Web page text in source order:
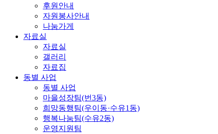
후원안내
자원봉사안내
나눔가게
자료실
자료실
갤러리
자료집
동별 사업
동별 사업
마을성장팀(번3동)
희망동행팀(우이동·수유1동)
행복나눔팀(수유2동)
운영지원팀